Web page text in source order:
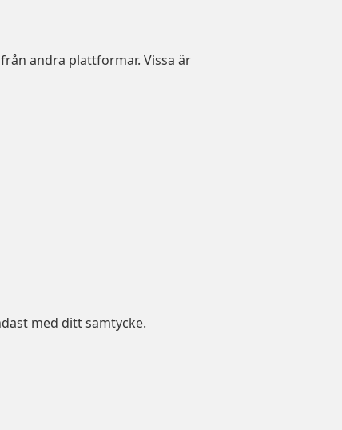
andra plattformar. Vissa är
med ditt samtycke.